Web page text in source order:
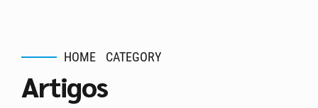
HOME CATEGORY
Artigos